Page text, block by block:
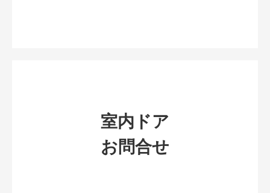
室内ドア
お問合せ